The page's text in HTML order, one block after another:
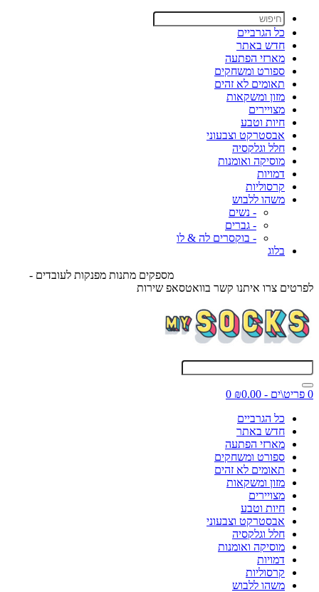
כל הגרביים
חדש באתר
מארזי הפתעה
ספורט ומשחקים
תאומים לא זהים
מזון ומשקאות
מצויירים
חיות וטבע
אבסטרקט וצבעוני
חלל וגלקסיה
מוסיקה ואומנות
דמויות
קרסוליות
משהו ללבוש
- נשים
- גברים
- בוקסרים לה & לו
בלוג
מספקים מתנות מפנקות לעובדים -
לפרטים צרו איתנו קשר בוואטסאפ שירות
0 פריט\ים - ₪0.00
0
כל הגרביים
חדש באתר
מארזי הפתעה
ספורט ומשחקים
תאומים לא זהים
מזון ומשקאות
מצויירים
חיות וטבע
אבסטרקט וצבעוני
חלל וגלקסיה
מוסיקה ואומנות
דמויות
קרסוליות
משהו ללבוש